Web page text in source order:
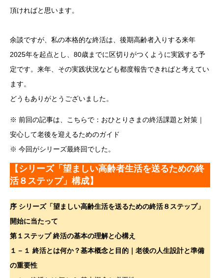
頂ければと思います。
余談ですが、私の本格的な終活は、後期高齢者入りする来年
2025年を起点とし、80歳までに区切りがつくように実践する予
定です。来年、その実践状況なども都度報告できればと考えてい
ます。
どうもありがとうございました。
※ 前回の記事は、こちらで：おひとりさまの終活課題と対策｜
安心して老後を迎えるためのガイド
※ 今回がシリーズ最終回でした。
【シリーズ「望ましい高齢者生活を送るための終
活８ステップ」構成】
序 シリーズ「望ましい高齢生活を送るための終活８ステップ」
開始に当たって
第１ステップ 終活の基本の理解と心構え
１－１ 終活とは何か？基本概念と目的｜老後の人生設計と準備
の重要性